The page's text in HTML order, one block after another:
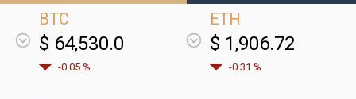
BTC
$ 64,530.0
-0.05 %
ETH
$ 1,906.72
-0.31 %